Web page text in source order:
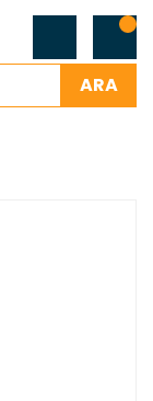
ARA